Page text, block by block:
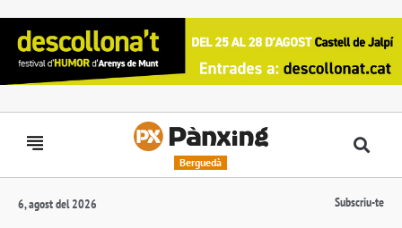
Berguedà
6, agost del 2026 Subscriu-te